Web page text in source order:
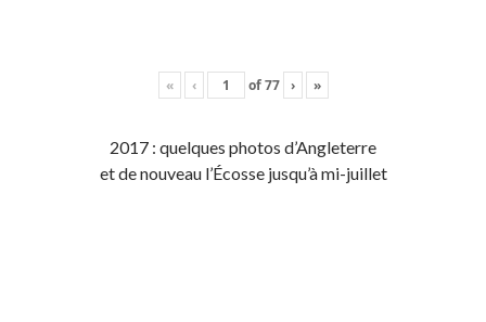
« ‹ of77 › »
2017 : quelques photos d’Angleterre
et de nouveau l’Écosse jusqu’à mi-juillet